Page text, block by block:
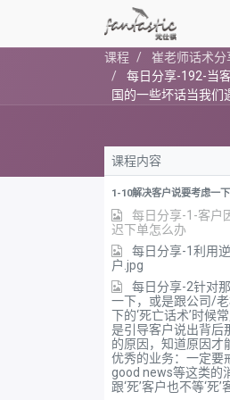
课程
崔老师话术分
每日分享-192-当
国的一些坏话当我们
课程内容
1-10解决客户说要考虑一
每日分享-1-客户
迟下单怎么办
每日分享-1利用
户.jpg
每日分享-2针对
一下，或是跟公司/
下的‘死亡话术’时候
是引导客户说出背后
的原因，知道原因才
优秀的业务：一定要
good news等这类的
跟‘死’客户也不等‘死’